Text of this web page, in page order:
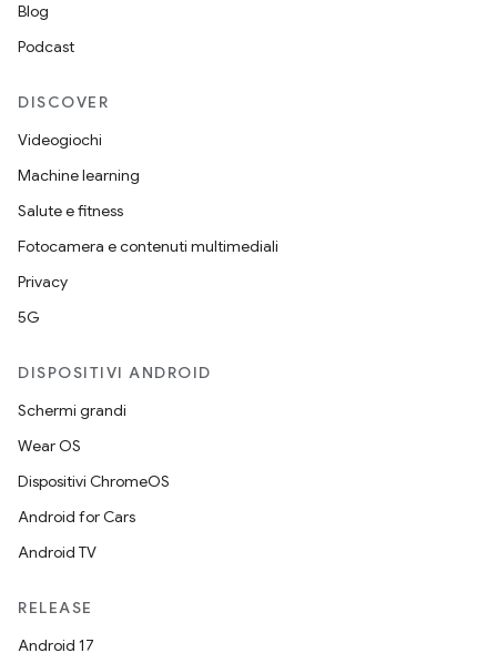
Blog
Podcast
DISCOVER
Videogiochi
Machine learning
Salute e fitness
Fotocamera e contenuti multimediali
Privacy
5G
DISPOSITIVI ANDROID
Schermi grandi
Wear OS
Dispositivi ChromeOS
Android for Cars
Android TV
RELEASE
Android 17